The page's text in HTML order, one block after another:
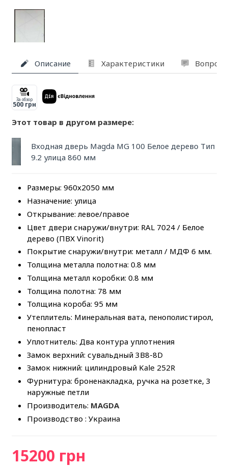
Описание Характеристики
За обзор
500 грн
Этот товар в другом размере:
Входная дверь Magda MG 100 Белое дерево Тип
9.2 улица 860 мм
Размеры: 960х2050 мм
Назначение: улица
Открывание: левое/правое
Цвет двери снаружи/внутри: RAL 7024 / Белое
дерево (ПВХ Vinorit)
Покрытие снаружи/внутри: металл / МДФ 6 мм.
Толщина металла полотна: 0.8 мм
Толщина металл коробки: 0.8 мм
Толщина полотна: 78 мм
Толщина короба: 95 мм
Утеплитель: Минеральная вата, пенополистирол,
пенопласт
Уплотнитель: Два контура уплотнения
Замок верхний: сувальдный 3B8-8D
Замок нижний: цилиндровый Kale 252R
Фурнитура: броненакладка, ручка на розетке, 3
наружные петли
Производитель: MAGDA
Производство : Украина
15200 грн